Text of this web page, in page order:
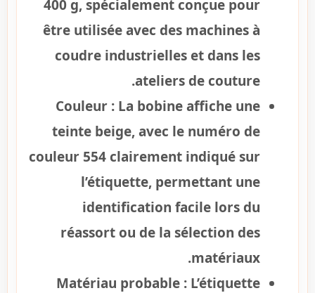
400 g, spécialement conçue pour
être utilisée avec des machines à
coudre industrielles et dans les
ateliers de couture.
Couleur : La bobine affiche une
teinte beige, avec le numéro de
couleur 554 clairement indiqué sur
l’étiquette, permettant une
identification facile lors du
réassort ou de la sélection des
matériaux.
Matériau probable : L’étiquette